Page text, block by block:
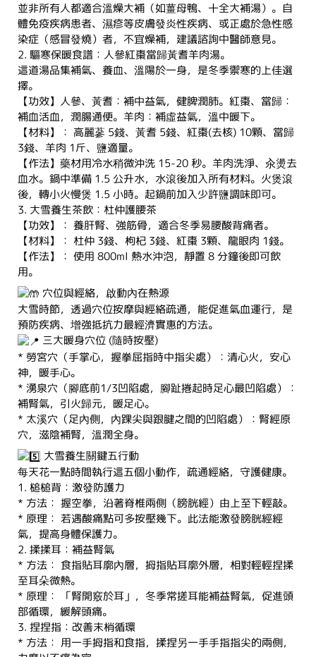
並非所有人都適合溫燥大補（如薑母鴨、十全大補湯）。自
體免疫疾病患者、濕疹等皮膚發炎性疾病、或正處於急性感
染症（感冒發燒）者，不宜燥補，建議諮詢中醫師意見。
2. 驅寒保暖食譜：人參紅棗當歸黃耆羊肉湯。
這道湯品集補氣、養血、溫陽於一身，是冬季禦寒的上佳選
擇。
【功效】人參、黃耆：補中益氣，健脾潤肺。紅棗、當歸：
補血活血，潤腸通便。羊肉：補虛益氣，溫中暖下。
【材料】： 高麗蔘 5錢、黃耆 5錢、紅棗(去核) 10顆、當歸
3錢、羊肉 1斤、鹽適量。
【作法】藥材用冷水稍微沖洗 15-20 秒。羊肉洗淨、汆燙去
血水。鍋中準備 1.5 公升水，水滾後加入所有材料。火煲滾
後，轉小火慢煲 1.5 小時。起鍋前加入少許鹽調味即可。
3. 大雪養生茶飲：杜仲護腰茶
【功效】： 養肝腎、強筋骨，適合冬季易腰酸背痛者。
【材料】： 杜仲 3錢、枸杞 3錢、紅棗 3顆、龍眼肉 1錢。
【作法】： 使用 800ml 熱水沖泡，靜置 8 分鐘後即可飲
用。
穴位與經絡，啟動內在熱源
大雪時節，透過穴位按摩與經絡疏通，能促進氣血運行，是
預防疾病、增強抵抗力最經濟實惠的方法。
三大暖身穴位 (隨時按壓)
* 勞宮穴（手掌心，握拳屈指時中指尖處）：清心火，安心
神，暖手心。
* 湧泉穴（腳底前1/3凹陷處，腳趾捲起時足心最凹陷處）：
補腎氣，引火歸元，暖足心。
* 太溪穴（足內側，內踝尖與跟腱之間的凹陷處）：腎經原
穴，滋陰補腎，溫潤全身。
大雪養生關鍵五行動
每天花一點時間執行這五個小動作，疏通經絡，守護健康。
1. 槌槌背：激發防護力
* 方法： 握空拳，沿著脊椎兩側（膀胱經）由上至下輕敲。
* 原理： 若遇酸痛點可多按壓幾下。此法能激發膀胱經經
氣，提高身體保護力。
2. 揉揉耳：補益腎氣
* 方法： 食指貼耳廓內層，拇指貼耳廓外層，相對輕輕捏揉
至耳朵微熱。
* 原理： 「腎開竅於耳」，冬季常搓耳能補益腎氣，促進頭
部循環，緩解頭痛。
3. 捏捏指：改善末梢循環
* 方法： 用一手拇指和食指，揉捏另一手手指指尖的兩側，